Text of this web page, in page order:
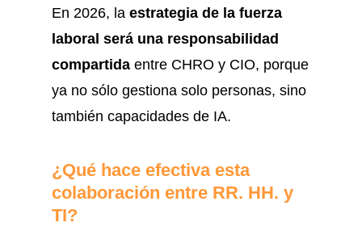
En 2026, la estrategia de la fuerza
laboral será una responsabilidad
compartida entre CHRO y CIO, porque
ya no sólo gestiona solo personas, sino
también capacidades de IA.
¿Qué hace efectiva esta
colaboración entre RR. HH. y
TI?